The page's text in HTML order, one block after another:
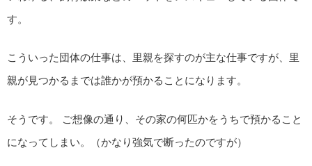
す。
こういった団体の仕事は、里親を探すのが主な仕事ですが、里
親が見つかるまでは誰かが預かることになります。
そうです。 ご想像の通り、その家の何匹かをうちで預かること
になってしまい。（かなり強気で断ったのですが）